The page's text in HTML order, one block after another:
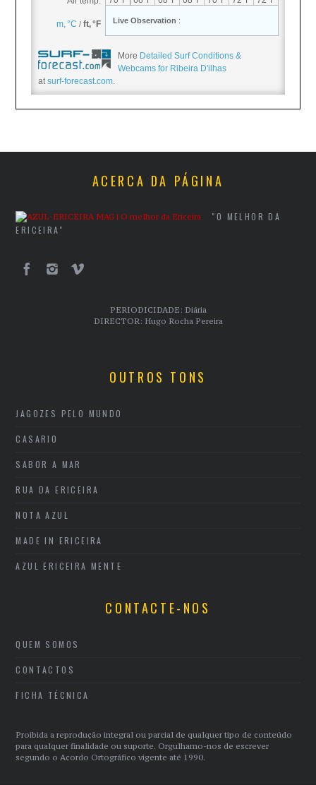
More Detailed Surf Conditions &
Webcams for Ribeira D'ilhas
atsurf-forecast.com.
ACERCA DA PÁGINA
"O MELHOR DA
ERICEIRA"
PERIODICIDADE: Diária
DIRECTOR: Hugo Rocha Pereira
OUTROS TONS
JAGOZES PELO MUNDO
CASARIO
SABOR A MAR
RUA DA ERICEIRA
NOTA AZUL
MADE IN ERICEIRA
AZUL ERICEIRA MENTE
CONTACTE-NOS
QUEM SOMOS
CONTACTOS
FICHA TÉCNICA
Proibida a reprodução integral ou parcial de qualquer tipo de conteúdo
para qualquer finalidade ou suporte. Orgulhamo-nos de escrever
segundo o Acordo Ortográfico vigente até 1990.